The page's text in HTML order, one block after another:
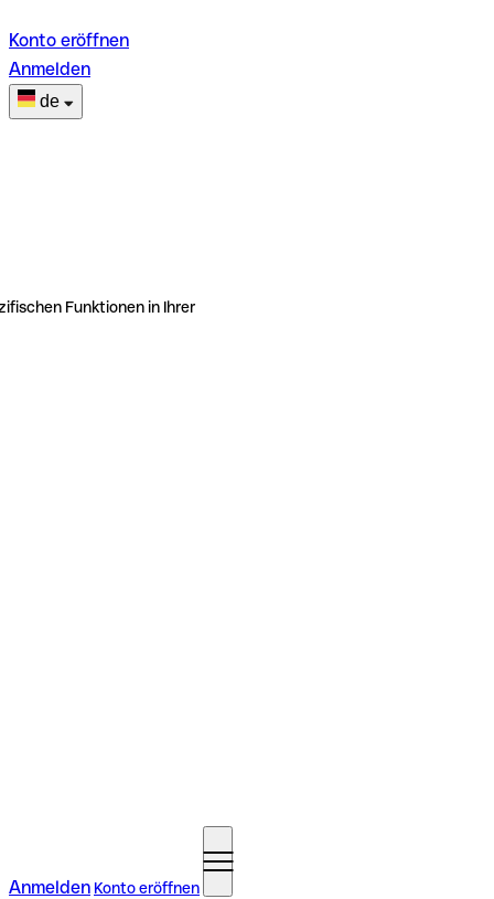
Konto eröffnen
Anmelden
de
Funktionen in Ihrer
Anmelden Konto eröffnen